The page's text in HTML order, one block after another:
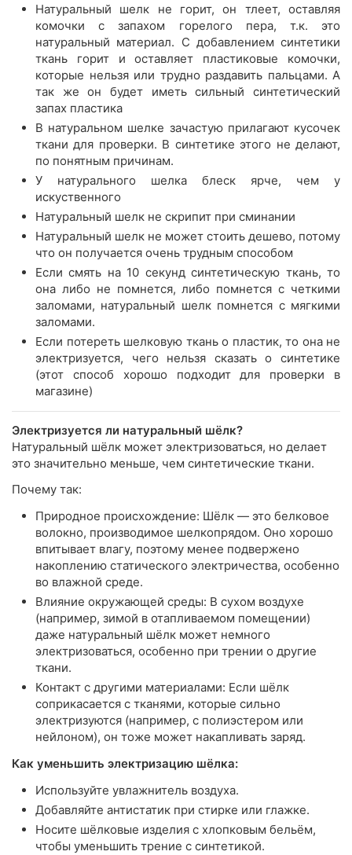
Натуральный шелк не горит, он тлеет, оставляя
комочки с запахом горелого пера, т.к. это
натуральный материал. С добавлением синтетики
ткань горит и оставляет пластиковые комочки,
которые нельзя или трудно раздавить пальцами. А
так же он будет иметь сильный синтетический
запах пластика
В натуральном шелке зачастую прилагают кусочек
ткани для проверки. В синтетике этого не делают,
по понятным причинам.
У натурального шелка блеск ярче, чем у
искуственного
Натуральный шелк не скрипит при сминании
Натуральный шелк не может стоить дешево, потому
что он получается очень трудным способом
Если смять на 10 секунд синтетическую ткань, то
она либо не помнется, либо помнется с четкими
заломами, натуральный шелк помнется с мягкими
заломами.
Если потереть шелковую ткань о пластик, то она не
электризуется, чего нельзя сказать о синтетике
(этот способ хорошо подходит для проверки в
магазине)
Электризуется ли натуральный шёлк?
Натуральный шёлк может электризоваться, но делает
это значительно меньше, чем синтетические ткани.
Почему так:
Природное происхождение: Шёлк — это белковое
волокно, производимое шелкопрядом. Оно хорошо
впитывает влагу, поэтому менее подвержено
накоплению статического электричества, особенно
во влажной среде.
Влияние окружающей среды: В сухом воздухе
(например, зимой в отапливаемом помещении)
даже натуральный шёлк может немного
электризоваться, особенно при трении о другие
ткани.
Контакт с другими материалами: Если шёлк
соприкасается с тканями, которые сильно
электризуются (например, с полиэстером или
нейлоном), он тоже может накапливать заряд.
Как уменьшить электризацию шёлка:
Используйте увлажнитель воздуха.
Добавляйте антистатик при стирке или глажке.
Носите шёлковые изделия с хлопковым бельём,
чтобы уменьшить трение с синтетикой.